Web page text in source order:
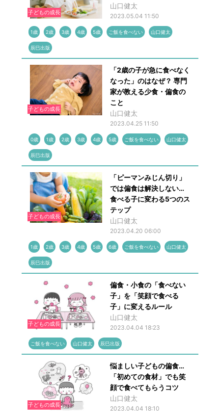
子どもの成長
山口健太
2023.05.04 11:50
1歳 2歳 3歳 4歳 5歳 ご飯を食べない 山口健太
辰巳出版
子どもの成長
「2歳の子が急に食べなく
なった」のはなぜ？ 専門
家が教える少食・偏食の
こと
山口健太
2023.04.25 11:50
0歳 1歳 2歳 3歳 4歳 5歳 ご飯を食べない 山口健太
辰巳出版
子どもの成長
「ピーマンみじん切り」
では偏食は解決しない…
食べる子に変わる5つのス
テップ
山口健太
2023.04.20 06:00
1歳 2歳 3歳 4歳 5歳 6歳 ご飯を食べない 山口健太
辰巳出版
子どもの成長
偏食・小食の「食べない
子」を「笑顔で食べる
子」に変えるルール
山口健太
2023.04.04 18:23
ご飯を食べない 山口健太 辰巳出版
子どもの成長
悩ましい子どもの偏食…
「初めての食材」でも笑
顔で食べてもらうコツ
山口健太
2023.04.04 18:10